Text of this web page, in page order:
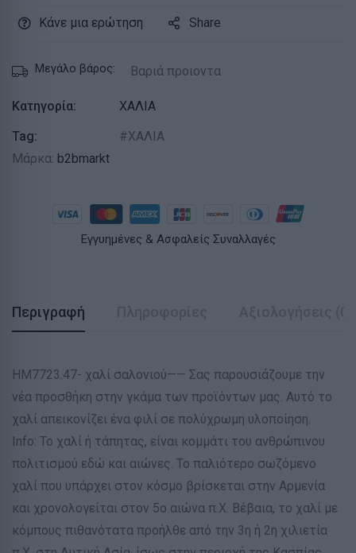
Κάνε μια ερώτηση Share
Μεγάλο βάρος: Βαριά προιοντα
Κατηγορία:
ΧΑΛΙΑ
Tag:
ΧΑΛΙΑ
Μάρκα: b2bmarkt
Εγγυημένες & Ασφαλείς Συναλλαγές
Περιγραφή
ΗΜ7723.47- χαλί σαλονιού—— Σας παρουσιάζουμε την
νέα προσθήκη στην γκάμα των προϊόντων μας. Αυτό το
χαλί απεικονίζει ένα φιλί σε πολύχρωμη υλοποίηση.
Info: Το χαλί ή τάπητας, είναι κομμάτι του ανθρώπινου
πολιτισμού εδώ και αιώνες. Το παλιότερο σωζόμενο
χαλί που υπάρχει στον κόσμο βρίσκεται στην Αρμενία
και χρονολογείται στον 5ο αιώνα π.Χ. Βέβαια, το χαλί με
κόμπους πιθανότατα προήλθε από την 3η ή 2η χιλιετία